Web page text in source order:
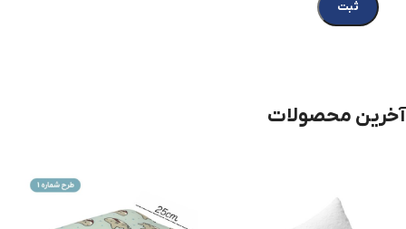
آخرین محصولات